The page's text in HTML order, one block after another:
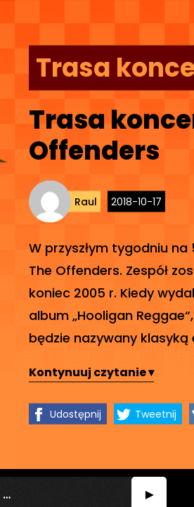
Trasa
Trasa
Offenders
Raul 2018-10-17
W przyszłym tygodniu
The Offenders. Zespół
koniec 2005 r. Kiedy
album „Hooligan
będzie nazywany klasyką
Kontynuuj czytanie ▾
Udostępnij Tweetnij